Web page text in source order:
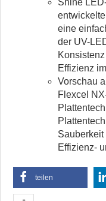
Shine
eine
der UV-
Effizienz
Vorschau
Flexcel
Effizienz-
teilen